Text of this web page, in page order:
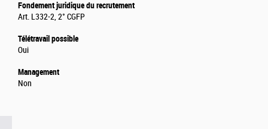
Fondement juridique du recrutement
Art. L332-2, 2° CGFP
Télétravail possible
Oui
Management
Non